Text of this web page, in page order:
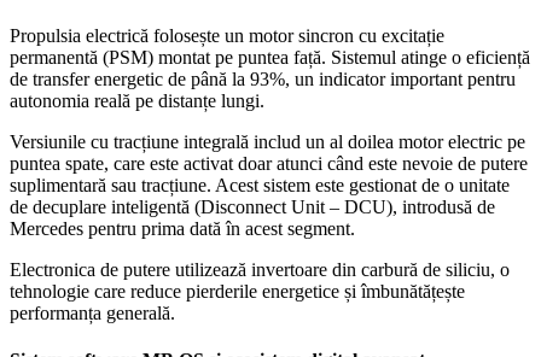
Propulsia electrică folosește un motor sincron cu excitație
permanentă (PSM) montat pe puntea față. Sistemul atinge o eficiență
de transfer energetic de până la 93%, un indicator important pentru
autonomia reală pe distanțe lungi.
Versiunile cu tracțiune integrală includ un al doilea motor electric pe
puntea spate, care este activat doar atunci când este nevoie de putere
suplimentară sau tracțiune. Acest sistem este gestionat de o unitate
de decuplare inteligentă (Disconnect Unit – DCU), introdusă de
Mercedes pentru prima dată în acest segment.
Electronica de putere utilizează invertoare din carbură de siliciu, o
tehnologie care reduce pierderile energetice și îmbunătățește
performanța generală.